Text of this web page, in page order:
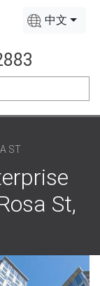
中文
ST
St,